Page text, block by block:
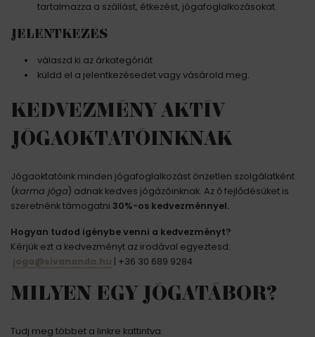
tartalmazza a szállást, étkezést, jógafoglalkozásokat.
JELENTKEZÉS
válaszd ki az árkategóriát
küldd el a jelentkezésedet vagy vásárold meg.
KEDVEZMÉNY AKTÍV
JÓGAOKTATÓINKNAK
Jógaoktatóink minden jógafoglalkozást önzetlen szolgálatként
(karma jóga) adnak kedves jógázóinknak. Az ő fejlődésüket is
szeretnénk támogatni 30%-os kedvezménnyel.
Hogyan tudod igénybe venni a kedvezményt?
Kérjük ezt a kedvezményt az irodával egyeztesd:
joga@sivananda.hu | +36 30 689 9284
MILYEN EGY JÓGATÁBOR?
Tudj meg többet a linkre kattintva: